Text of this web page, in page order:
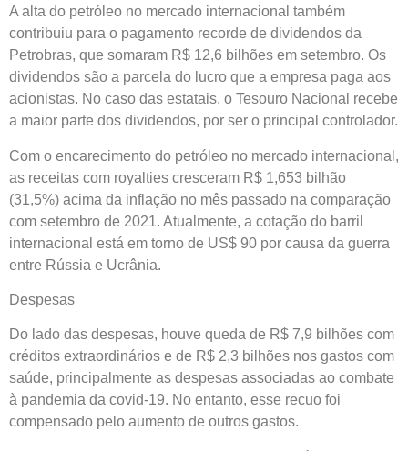
A alta do petróleo no mercado internacional também
contribuiu para o pagamento recorde de dividendos da
Petrobras, que somaram R$ 12,6 bilhões em setembro. Os
dividendos são a parcela do lucro que a empresa paga aos
acionistas. No caso das estatais, o Tesouro Nacional recebe
a maior parte dos dividendos, por ser o principal controlador.
Com o encarecimento do petróleo no mercado internacional,
as receitas com royalties cresceram R$ 1,653 bilhão
(31,5%) acima da inflação no mês passado na comparação
com setembro de 2021. Atualmente, a cotação do barril
internacional está em torno de US$ 90 por causa da guerra
entre Rússia e Ucrânia.
Despesas
Do lado das despesas, houve queda de R$ 7,9 bilhões com
créditos extraordinários e de R$ 2,3 bilhões nos gastos com
saúde, principalmente as despesas associadas ao combate
à pandemia da covid-19. No entanto, esse recuo foi
compensado pelo aumento de outros gastos.